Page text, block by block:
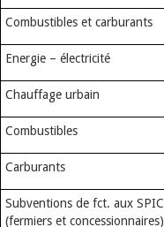
Combustibles et carburants
Energie – électricité
Chauffage urbain
Combustibles
Carburants
Subventions de fct. aux SPIC
(fermiers et concessionnaires)